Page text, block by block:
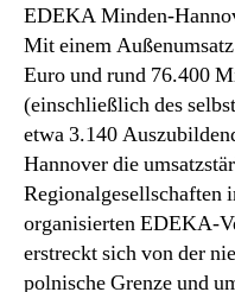
EDEKA Minden-
Mit einem
Euro und rund 76.400
(einschließlich des
etwa 3.140
Hannover die
Regionalgesellschaften
organisierten EDEKA-
erstreckt sich von der
polnische Grenze und